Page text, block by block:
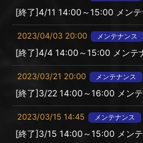
[終了]4/11 14:00～15:00 メン
2023/04/03 20:00 メンテナンス
[終了]4/4 14:00～15:00 メンテ
2023/03/21 20:00 メンテナンス
[終了]3/22 14:00～16:00 メン
2023/03/15 14:45 メンテナンス
[終了]3/15 14:00～15:00 メン